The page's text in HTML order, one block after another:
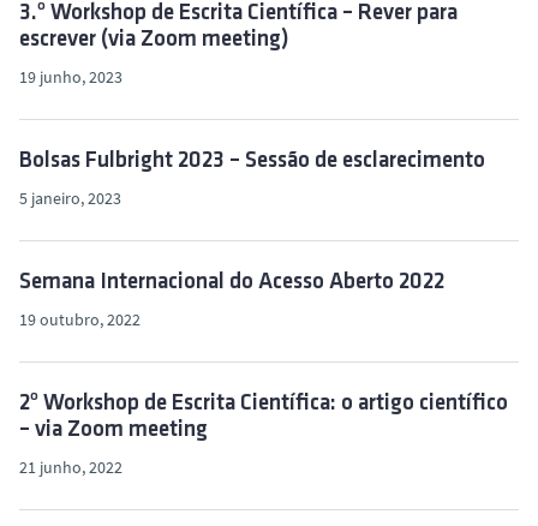
3.º Workshop de Escrita Científica – Rever para
escrever (via Zoom meeting)
19 junho, 2023
Bolsas Fulbright 2023 – Sessão de esclarecimento
5 janeiro, 2023
Semana Internacional do Acesso Aberto 2022
19 outubro, 2022
2º Workshop de Escrita Científica: o artigo científico
– via Zoom meeting
21 junho, 2022